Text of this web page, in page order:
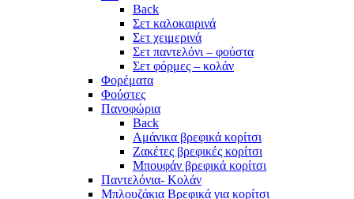
Back
Σετ καλοκαιρινά
Σετ χειμερινά
Σετ παντελόνι – φούστα
Σετ φόρμες – κολάν
Φορέματα
Φούστες
Πανοφώρια
Back
Αμάνικα βρεφικά κορίτσι
Ζακέτες βρεφικές κορίτσι
Μπουφάν βρεφικά κορίτσι
Παντελόνια- Κολάν
Μπλουζάκια Βρεφικά για κορίτσι